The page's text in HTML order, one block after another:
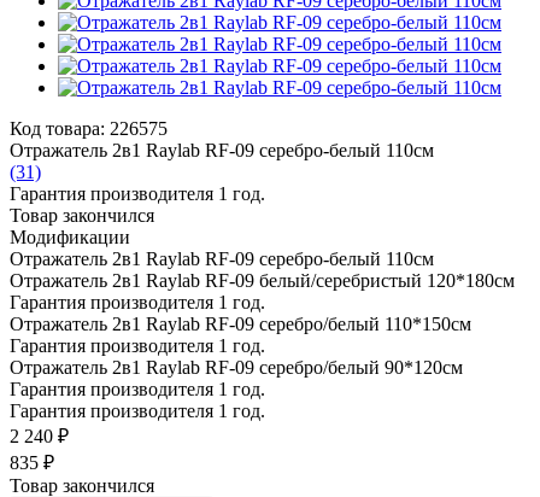
Код товара: 226575
Отражатель 2в1 Raylab RF-09 серебро-белый 110см
(31)
Гарантия производителя 1 год.
Товар закончился
Модификации
Отражатель 2в1 Raylab RF-09 серебро-белый 110см
Отражатель 2в1 Raylab RF-09 белый/серебристый 120*180см
Гарантия производителя 1 год.
Отражатель 2в1 Raylab RF-09 серебро/белый 110*150см
Гарантия производителя 1 год.
Отражатель 2в1 Raylab RF-09 серебро/белый 90*120см
Гарантия производителя 1 год.
Гарантия производителя 1 год.
2 240 ₽
835 ₽
Товар закончился